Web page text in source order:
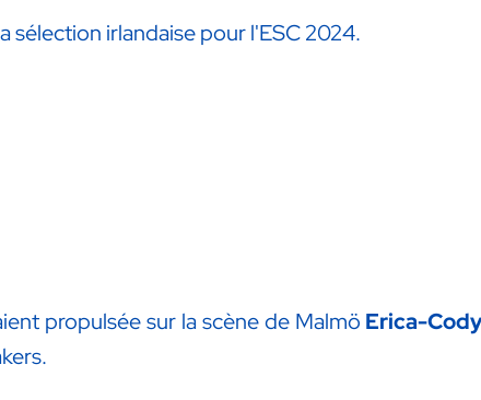
sélection irlandaise pour l'ESC 2024.
propulsée sur la scène de Malmö Erica-